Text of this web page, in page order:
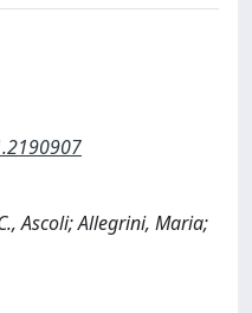
Ascoli; Allegrini, Maria;